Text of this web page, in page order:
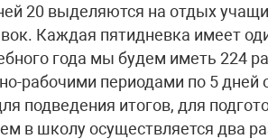
20 выделяются на отдых
Каждая пятидневка имеет
года мы будем иметь 224
рабочими периодами по 5 дней
подведения итогов, для
в школу осуществляется два